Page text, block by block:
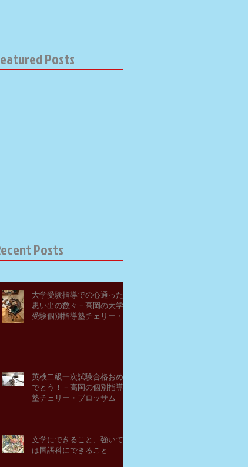
Posts
Posts
大学受験指導での心通った
思い出の数々－高岡の大学
受験個別指導塾チェリー・
英検二級一次試験合格おめ
でとう！－高岡の個別指導
塾チェリー・ブロッサム
文学にできること、強いて
は国語科にできること